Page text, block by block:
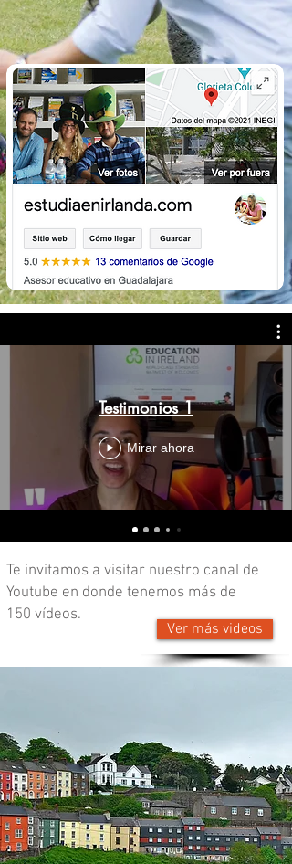
Testimonios 1
Mirar ahora
Te invitamos a visitar nuestro canal de
Youtube en donde tenemos más de
150 vídeos.
Ver más videos